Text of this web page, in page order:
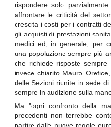
rispondere solo
affrontare le criticità del
crescita i costi per i contratti
gli acquisti di prestazioni
medici ed, in generale, per
una popolazione sempre più
che richiede risposte
invece chiarito Mauro
delle Sezioni riunite in sede
sempre in audizione sulla
Ma "ogni confronto della
precedenti non terrebbe
partire dalle nuove regole